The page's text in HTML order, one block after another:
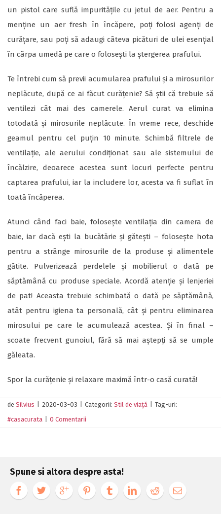
un pistol care suflă impuritățile cu jetul de aer. Pentru a
menține un aer fresh în încăpere, poți folosi agenți de
curățare, sau poți să adaugi câteva picături de ulei esențial
în cârpa umedă pe care o folosești la ștergerea prafului.
Te întrebi cum să previi acumularea prafului și a mirosurilor
neplăcute, după ce ai făcut curățenie? Să știi că trebuie să
ventilezi cât mai des camerele. Aerul curat va elimina
totodată și mirosurile neplăcute. În vreme rece, deschide
geamul pentru cel puțin 10 minute. Schimbă filtrele de
ventilație, ale aerului condiționat sau ale sistemului de
încălzire, deoarece acestea sunt locuri perfecte pentru
captarea prafului, iar la includere lor, acesta va fi suflat în
toată încăperea.
Atunci când faci baie, folosește ventilația din camera de
baie, iar dacă ești la bucătărie și gătești – folosește hota
pentru a strânge mirosurile de la produse și alimentele
gătite. Pulverizează perdelele și mobilierul o dată pe
săptămână cu produse speciale. Acordă atenție și lenjeriei
de pat! Aceasta trebuie schimbată o dată pe săptămână,
atât pentru igiena ta personală, cât și pentru eliminarea
mirosului pe care le acumulează acestea. Și în final –
scoate frecvent gunoiul, fără să mai aștepți să se umple
găleata.
Spor la curățenie și relaxare maximă într-o casă curată!
de Silvius 2020-03-03 Categorii: Stil de viață
Tag-uri:
#casacurata
0 Comentarii
Spune si altora despre asta!